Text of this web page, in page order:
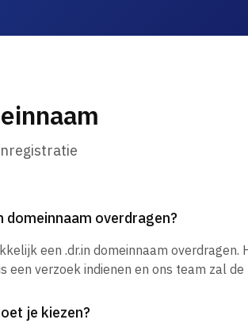
domeinnaam overdragen?
een .dr.in domeinnaam overdragen.
een verzoek indienen en ons team zal
je kiezen?